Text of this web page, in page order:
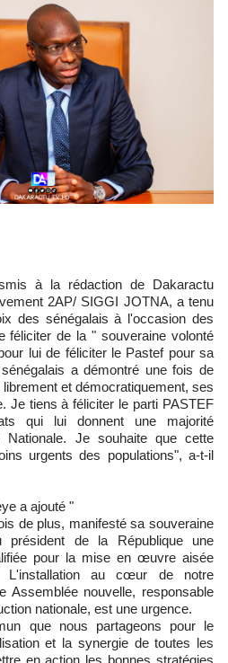
2AP/ SIGGI JOTNA, a tenu
des sénégalais à l'occasion des
féliciter de la " souveraine volonté
lui de féliciter le Pastef pour sa
a démontré une fois de
et démocratiquement, ses
Je tiens à féliciter le parti PASTEF
qui lui donnent une majorité
Nationale. Je souhaite que cette
urgents des populations", a-t-il
a ajouté "
de plus, manifesté sa souveraine
président de la République une
pour la mise en œuvre aisée
L'installation au cœur de notre
Assemblée nouvelle, responsable
nationale, est une urgence.
que nous partageons pour le
et la synergie de toutes les
en action les bonnes stratégies